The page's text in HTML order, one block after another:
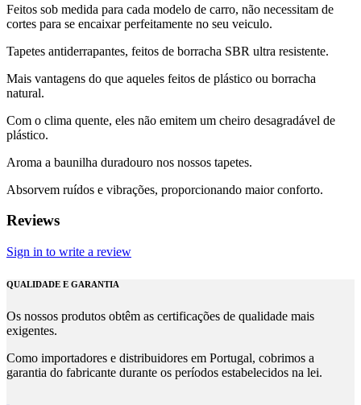
Feitos sob medida para cada modelo de carro, não necessitam de
cortes para se encaixar perfeitamente no seu veiculo.
Tapetes antiderrapantes, feitos de borracha SBR ultra resistente.
Mais vantagens do que aqueles feitos de plástico ou borracha
natural.
Com o clima quente, eles não emitem um cheiro desagradável de
plástico.
Aroma a baunilha duradouro nos nossos tapetes.
Absorvem ruídos e vibrações, proporcionando maior conforto.
Reviews
Sign in to write a review
QUALIDADE E GARANTIA
Os nossos produtos obtêm as certificações de qualidade mais
exigentes.
Como importadores e distribuidores em Portugal, cobrimos a
garantia do fabricante durante os períodos estabelecidos na lei.